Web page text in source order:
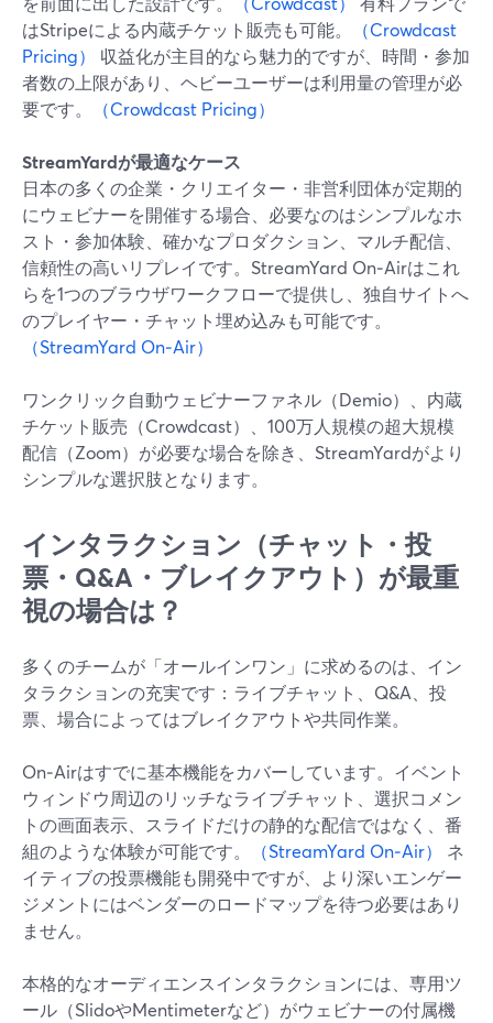
はStripeによる内蔵チケット販売も可能。
（Crowdcast
Pricing）
収益化が主目的なら魅力的ですが、時間・参加
者数の上限があり、ヘビーユーザーは利用量の管理が必
要です。
（Crowdcast Pricing）
StreamYardが最適なケース
日本の多くの企業・クリエイター・非営利団体が定期的
にウェビナーを開催する場合、必要なのはシンプルなホ
スト・参加体験、確かなプロダクション、マルチ配信、
信頼性の高いリプレイです。StreamYard On‑Airはこれ
らを1つのブラウザワークフローで提供し、独自サイトへ
のプレイヤー・チャット埋め込みも可能です。
（StreamYard On‑Air）
ワンクリック自動ウェビナーファネル（Demio）、内蔵
チケット販売（Crowdcast）、100万人規模の超大規模
配信（Zoom）が必要な場合を除き、StreamYardがより
シンプルな選択肢となります。
インタラクション（チャット・投
票・Q&A・ブレイクアウト）が最重
視の場合は？
多くのチームが「オールインワン」に求めるのは、イン
タラクションの充実です：ライブチャット、Q&A、投
票、場合によってはブレイクアウトや共同作業。
On‑Airはすでに基本機能をカバーしています。イベント
ウィンドウ周辺のリッチなライブチャット、選択コメン
トの画面表示、スライドだけの静的な配信ではなく、番
組のような体験が可能です。
（StreamYard On‑Air）
ネ
イティブの投票機能も開発中ですが、より深いエンゲー
ジメントにはベンダーのロードマップを待つ必要はあり
ません。
本格的なオーディエンスインタラクションには、専用ツ
ール（SlidoやMentimeterなど）がウェビナーの付属機